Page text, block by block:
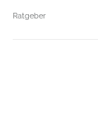
Ratgeber